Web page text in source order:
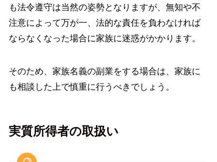
も法令遵守は当然の姿勢となりますが、無知や不
注意によって万が一、法的な責任を負わなければ
ならなくなった場合に家族に迷惑がかかります。
そのため、家族名義の副業をする場合は、家族に
も相談した上で慎重に行うべきでしょう。
実質所得者の取扱い